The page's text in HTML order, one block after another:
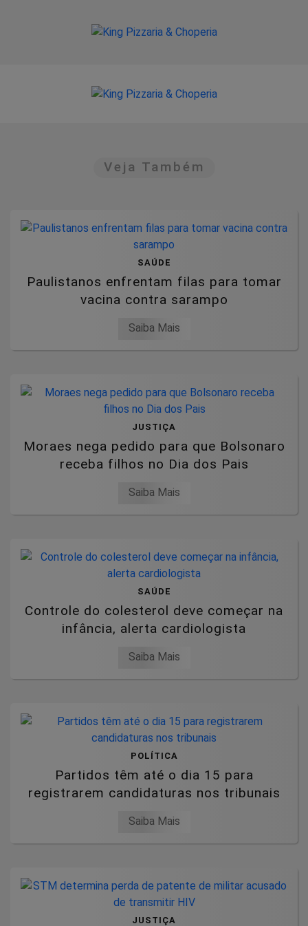
Veja Também
SAÚDE
Paulistanos enfrentam filas para tomar
vacina contra sarampo
Saiba Mais
JUSTIÇA
Moraes nega pedido para que Bolsonaro
receba filhos no Dia dos Pais
Saiba Mais
SAÚDE
Controle do colesterol deve começar na
infância, alerta cardiologista
Saiba Mais
POLÍTICA
Partidos têm até o dia 15 para
registrarem candidaturas nos tribunais
Saiba Mais
JUSTIÇA